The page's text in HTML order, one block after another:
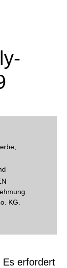
KG.
Es erfordert